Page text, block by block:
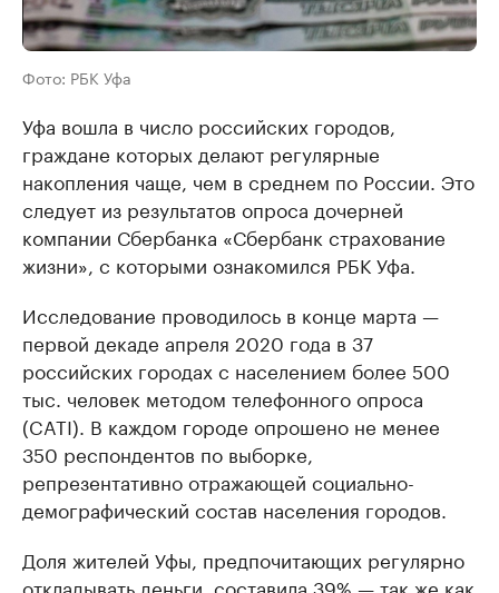
Фото: РБК Уфа
Уфа вошла в число российских городов,
граждане которых делают регулярные
накопления чаще, чем в среднем по России. Это
следует из результатов опроса дочерней
компании Сбербанка «Сбербанк страхование
жизни», с которыми ознакомился РБК Уфа.
Исследование проводилось в конце марта —
первой декаде апреля 2020 года в 37
российских городах с населением более 500
тыс. человек методом телефонного опроса
(CATI). В каждом городе опрошено не менее
350 респондентов по выборке,
репрезентативно отражающей социально-
демографический состав населения городов.
Доля жителей Уфы, предпочитающих регулярно
откладывать деньги, составила 39% — так же как